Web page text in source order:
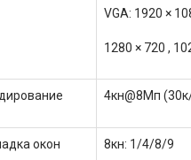
VGA: 1920 ×
1280 × 720 ,
4кн@8Мп
окон 8кн: 1/4/8/9